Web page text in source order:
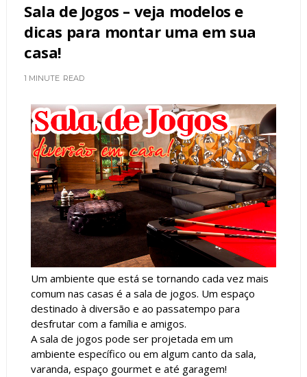
Sala de Jogos – veja modelos e
dicas para montar uma em sua
casa!
1 MINUTE READ
Um ambiente que está se tornando cada vez mais
comum nas casas é a sala de jogos. Um espaço
destinado à diversão e ao passatempo para
desfrutar com a família e amigos.
A sala de jogos pode ser projetada em um
ambiente específico ou em algum canto da sala,
varanda, espaço gourmet e até garagem!